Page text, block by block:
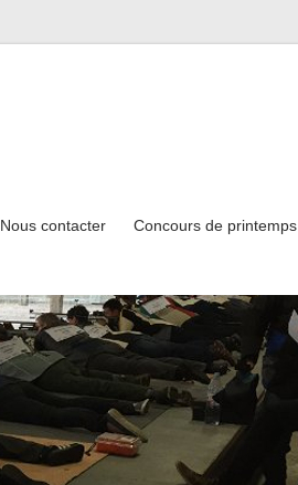
Nous contacter Concours de printemps